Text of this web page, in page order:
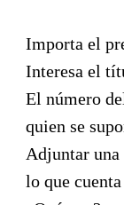
Importa el
Interesa el
El número
quien se
Adjuntar
lo que